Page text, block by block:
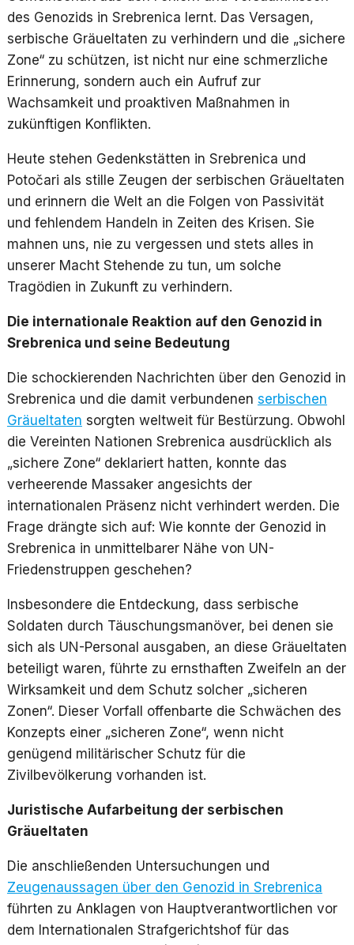
des Genozids in Srebrenica lernt. Das Versagen,
serbische Gräueltaten zu verhindern und die „sichere
Zone“ zu schützen, ist nicht nur eine schmerzliche
Erinnerung, sondern auch ein Aufruf zur
Wachsamkeit und proaktiven Maßnahmen in
zukünftigen Konflikten.
Heute stehen Gedenkstätten in Srebrenica und
Potočari als stille Zeugen der serbischen Gräueltaten
und erinnern die Welt an die Folgen von Passivität
und fehlendem Handeln in Zeiten des Krisen. Sie
mahnen uns, nie zu vergessen und stets alles in
unserer Macht Stehende zu tun, um solche
Tragödien in Zukunft zu verhindern.
Die internationale Reaktion auf den Genozid in
Srebrenica und seine Bedeutung
Die schockierenden Nachrichten über den Genozid in
Srebrenica und die damit verbundenen serbischen
Gräueltaten sorgten weltweit für Bestürzung. Obwohl
die Vereinten Nationen Srebrenica ausdrücklich als
„sichere Zone“ deklariert hatten, konnte das
verheerende Massaker angesichts der
internationalen Präsenz nicht verhindert werden. Die
Frage drängte sich auf: Wie konnte der Genozid in
Srebrenica in unmittelbarer Nähe von UN-
Friedenstruppen geschehen?
Insbesondere die Entdeckung, dass serbische
Soldaten durch Täuschungsmanöver, bei denen sie
sich als UN-Personal ausgaben, an diese Gräueltaten
beteiligt waren, führte zu ernsthaften Zweifeln an der
Wirksamkeit und dem Schutz solcher „sicheren
Zonen“. Dieser Vorfall offenbarte die Schwächen des
Konzepts einer „sicheren Zone“, wenn nicht
genügend militärischer Schutz für die
Zivilbevölkerung vorhanden ist.
Juristische Aufarbeitung der serbischen
Gräueltaten
Die anschließenden Untersuchungen und
Zeugenaussagen über den Genozid in Srebrenica
führten zu Anklagen von Hauptverantwortlichen vor
dem Internationalen Strafgerichtshof für das